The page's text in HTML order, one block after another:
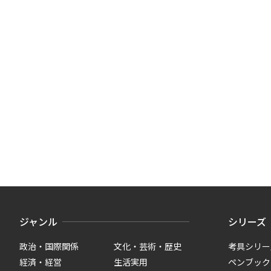
ジャンル
政治・国際関係
経済・経営
文化・芸術・歴史
生活実用
シリーズ
考具シリ
ペンブッ